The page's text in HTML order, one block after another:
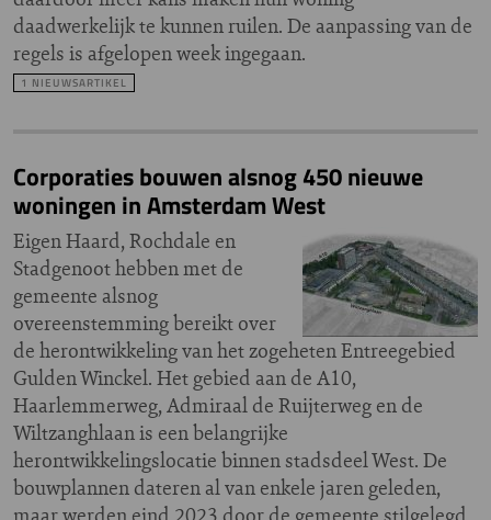
daadwerkelijk te kunnen ruilen. De aanpassing van de
regels is afgelopen week ingegaan.
1 NIEUWSARTIKEL
Corporaties bouwen alsnog 450 nieuwe
woningen in Amsterdam West
Eigen Haard, Rochdale en
Stadgenoot hebben met de
gemeente alsnog
overeenstemming bereikt over
de herontwikkeling van het zogeheten Entreegebied
Gulden Winckel. Het gebied aan de A10,
Haarlemmerweg, Admiraal de Ruijterweg en de
Wiltzanghlaan is een belangrijke
herontwikkelingslocatie binnen stadsdeel West. De
bouwplannen dateren al van enkele jaren geleden,